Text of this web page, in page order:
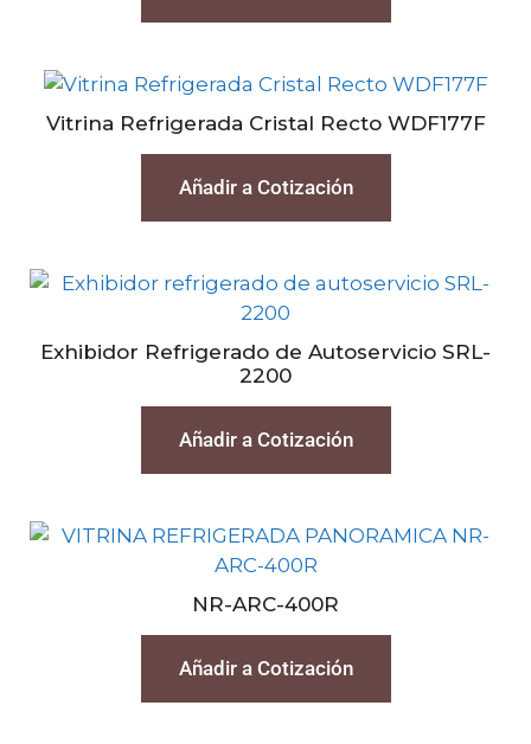
Vitrina Refrigerada Cristal Recto WDF177F
Añadir a Cotización
Exhibidor Refrigerado de Autoservicio SRL-
2200
Añadir a Cotización
NR-ARC-400R
Añadir a Cotización